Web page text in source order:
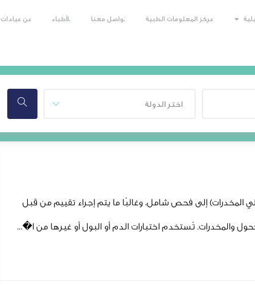
مركز المعلومات الطبية تواصل معنا للأطباء عن عيادات
اختر الدولة
إلى فحص شامل، وغالبًا ما يتم إجراء تقييم من قبل
تُستخدم اختبارات الدم أو البول أو غيرها من ا�...